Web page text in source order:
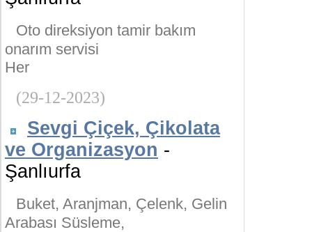
Oto direksiyon tamir bakım
onarım servisi
Her
(29-12-2023)
Sevgi Çiçek, Çikolata
ve Organizasyon -
Şanlıurfa
Buket, Aranjman, Çelenk, Gelin
Arabası Süsleme,